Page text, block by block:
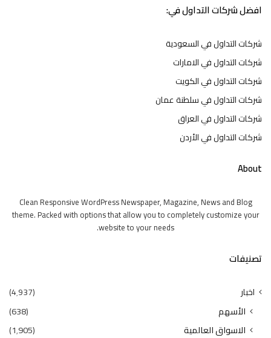
افضل شركات التداول في:
شركات التداول في السعودية
شركات التداول في الامارات
شركات التداول في الكويت
شركات التداول في سلطنة عمان
شركات التداول في العراق
شركات التداول في الأردن
About
Clean Responsive WordPress Newspaper, Magazine, News and Blog
theme. Packed with options that allow you to completely customize your
website to your needs.
تصنيفات
اخبار (4٬937)
الأسهم
(638)
الاسواق العالمية
(1٬905)